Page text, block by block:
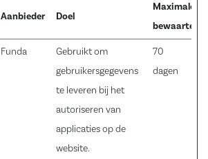
Aanbieder Doel
Maximale
Funda
Gebruikt om
gebruikersgegevens
te leveren bij het
autoriseren van
applicaties op de
website.
70
dagen